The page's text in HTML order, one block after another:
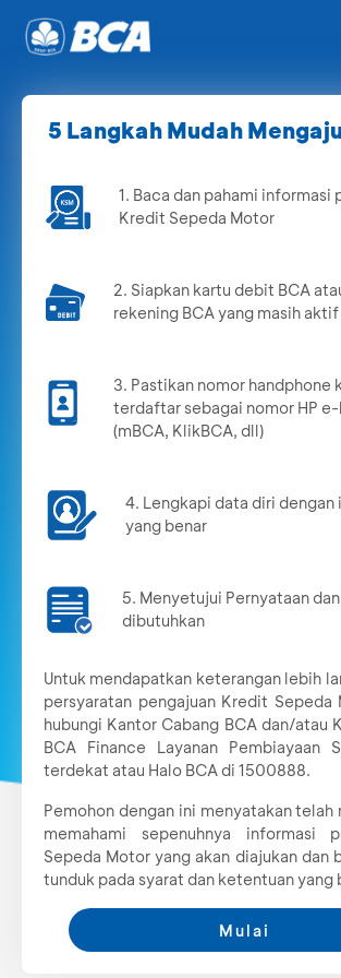
5 Langkah Mudah
1. Baca dan pahami informasi
Kredit Sepeda Motor
2. Siapkan kartu debit BCA
rekening BCA yang masih aktif
3. Pastikan nomor handphone
terdaftar sebagai nomor HP
(mBCA, KlikBCA, dll)
4. Lengkapi data diri dengan
yang benar
5. Menyetujui Pernyataan
dibutuhkan
Untuk mendapatkan keterangan lebih
persyaratan pengajuan Kredit Sepeda
hubungi Kantor Cabang BCA dan/atau
BCA Finance Layanan Pembiayaan
terdekat atau Halo BCA di 1500888.
Pemohon dengan ini menyatakan telah
memahami sepenuhnya informasi
Sepeda Motor yang akan diajukan dan
tunduk pada syarat dan ketentuan yang
Mulai